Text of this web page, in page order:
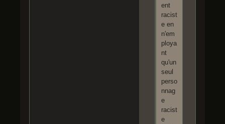
ent
racist
e en
n'em
ploya
nt
qu'un
seul
perso
nnag
e
racist
e